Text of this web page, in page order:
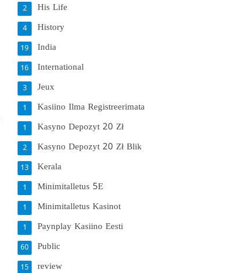
His Life
2
History
4
India
19
International
16
Jeux
3
Kasiino Ilma Registreerimata
1
Kasyno Depozyt 20 Zł
1
Kasyno Depozyt 20 Zł Blik
2
Kerala
13
Minimitalletus 5E
1
Minimitalletus Kasinot
1
Paynplay Kasiino Eesti
1
Public
60
review
15